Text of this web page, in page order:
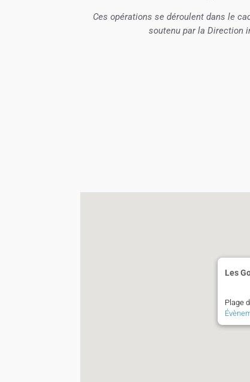
Ces opérations se déroulent dans le
soutenu par la Direction
Les
Plage